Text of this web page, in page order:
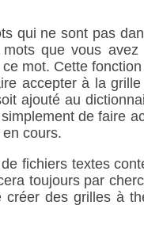
qui ne sont pas
que vous
mot. Cette
accepter à la
ajouté au
de faire
cours.
fichiers textes
toujours par
des grilles à